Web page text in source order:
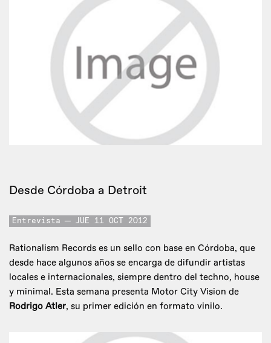
Desde Córdoba a Detroit
Entrevista JUE 11 OCT 2012
Rationalism Records es un sello con base en Córdoba, que
desde hace algunos años se encarga de difundir artistas
locales e internacionales, siempre dentro del techno, house
y minimal. Esta semana presenta Motor City Vision de
Rodrigo Atler, su primer edición en formato vinilo.